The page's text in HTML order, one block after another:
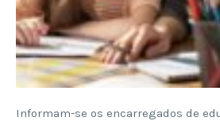
Informam-se os encarregados de